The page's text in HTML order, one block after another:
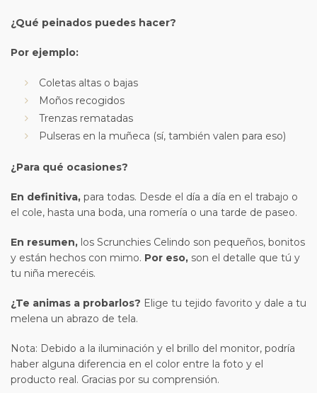
¿Qué peinados puedes hacer?
Por ejemplo:
Coletas altas o bajas
Moños recogidos
Trenzas rematadas
Pulseras en la muñeca (sí, también valen para eso)
¿Para qué ocasiones?
En definitiva, para todas. Desde el día a día en el trabajo o
el cole, hasta una boda, una romería o una tarde de paseo.
En resumen, los Scrunchies Celindo son pequeños, bonitos
y están hechos con mimo. Por eso, son el detalle que tú y
tu niña merecéis.
¿Te animas a probarlos? Elige tu tejido favorito y dale a tu
melena un abrazo de tela.
Nota: Debido a la iluminación y el brillo del monitor, podría
haber alguna diferencia en el color entre la foto y el
producto real. Gracias por su comprensión.